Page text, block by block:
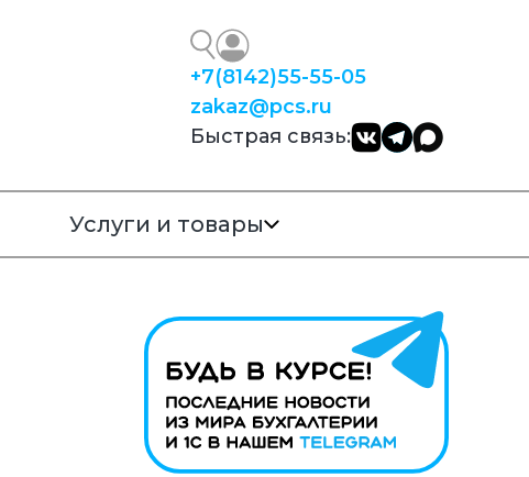
+7(8142)55-55-05
zakaz@pcs.ru
Быстрая связь:
Услуги и товары